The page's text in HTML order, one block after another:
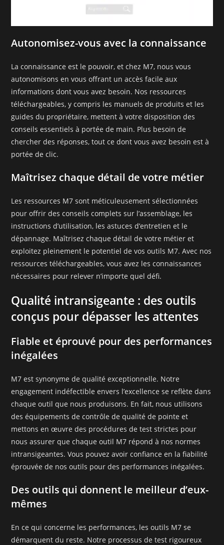
Autonomisez-vous avec la connaissance
La connaissance est le pouvoir, et chez M7, nous vous
autonomisons en vous offrant un accès facile aux
informations dont vous avez besoin. Nos ressources
téléchargeables, y compris les manuels de produits et les
guides du propriétaire, mettent à votre disposition des
conseils essentiels à portée de main. Plus besoin de
chercher des réponses, tout ce dont vous avez besoin est à
portée de clic.
Maîtrisez chaque détail de votre métier
Les ressources M7 sont méticuleusement sélectionnées
pour offrir des conseils complets sur l’assemblage, les
instructions d’utilisation, les astuces d’entretien et le
dépannage. Maîtrisez chaque détail de votre métier et
exploitez pleinement le potentiel de vos outils M7. Avec nos
ressources téléchargeables, vous avez les connaissances
nécessaires pour relever n’importe quel défi.
Qualité intransigeante : des outils
conçus pour dépasser les attentes
Fiable et éprouvé pour des performances
inégalées
M7 est synonyme de qualité exceptionnelle. Notre
engagement indéfectible envers l’excellence se reflète dans
chaque outil que nous produisons. En fait, nous utilisons
des équipements de contrôle de qualité de pointe et
mettons en œuvre des procédures de test strictes pour
nous assurer que chaque outil M7 répond à nos normes
intransigeantes. Vous pouvez avoir confiance en la fiabilité
éprouvée de nos outils pour des performances inégalées.
Des outils qui donnent le meilleur d’eux-
mêmes
En ce qui concerne les performances, les outils M7 se
démarquent du reste. Notre processus de test rigoureux